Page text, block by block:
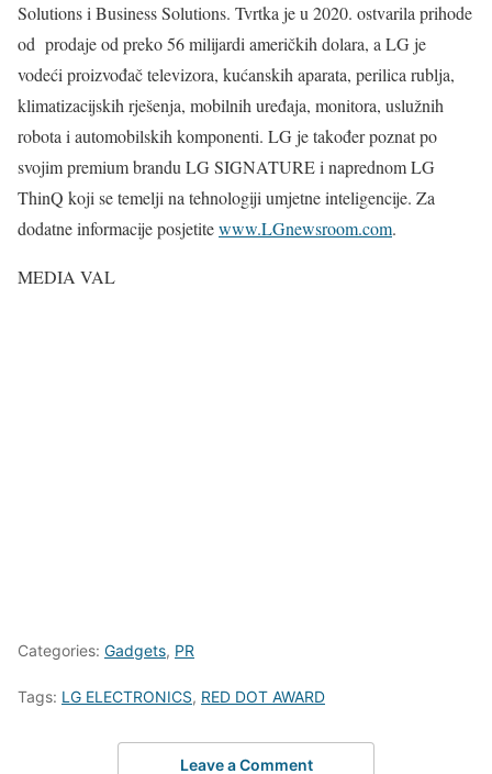
Solutions i Business Solutions. Tvrtka je u 2020. ostvarila prihode
od prodaje od preko 56 milijardi američkih dolara, a LG je
vodeći proizvođač televizora, kućanskih aparata, perilica rublja,
klimatizacijskih rješenja, mobilnih uređaja, monitora, uslužnih
robota i automobilskih komponenti. LG je također poznat po
svojim premium brandu LG SIGNATURE i naprednom LG
ThinQ koji se temelji na tehnologiji umjetne inteligencije. Za
dodatne informacije posjetitewww.LGnewsroom.com.
MEDIA VAL
Categories: Gadgets, PR
Tags: LG ELECTRONICS, RED DOT AWARD
Leave a Comment